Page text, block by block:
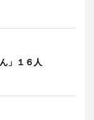
」１６人